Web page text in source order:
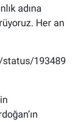
adına
Her an
193489